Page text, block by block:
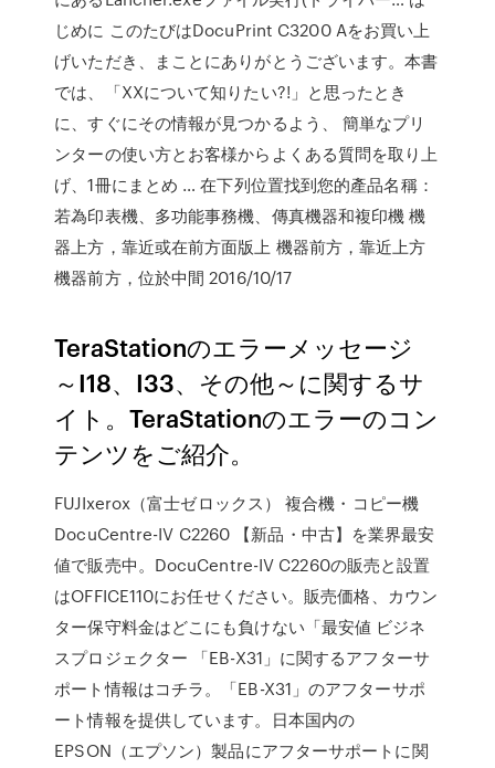
じめに このたびはDocuPrint C3200 Aをお買い上
げいただき、まことにありがとうございます。本書
では、「XXについて知りたい?!」と思ったとき
に、すぐにその情報が見つかるよう、 簡単なプリ
ンターの使い方とお客様からよくある質問を取り上
げ、1冊にまとめ … 在下列位置找到您的產品名稱：
若為印表機、多功能事務機、傳真機器和複印機 機
器上方，靠近或在前方面版上 機器前方，靠近上方
機器前方，位於中間 2016/10/17
TeraStationのエラーメッセージ
～I18、I33、その他～に関するサ
イト。TeraStationのエラーのコン
テンツをご紹介。
FUJIxerox（富士ゼロックス） 複合機・コピー機
DocuCentre-IV C2260 【新品・中古】を業界最安
値で販売中。DocuCentre-IV C2260の販売と設置
はOFFICE110にお任せください。販売価格、カウン
ター保守料金はどこにも負けない「最安値 ビジネ
スプロジェクター 「EB-X31」に関するアフターサ
ポート情報はコチラ。「EB-X31」のアフターサポ
ート情報を提供しています。日本国内の
EPSON（エプソン）製品にアフターサポートに関